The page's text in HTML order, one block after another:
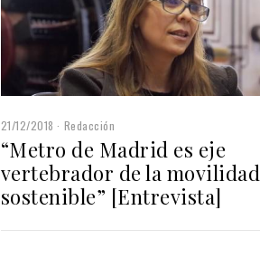
21/12/2018 Redacción
“Metro de Madrid es eje
vertebrador de la movilidad
sostenible” [Entrevista]